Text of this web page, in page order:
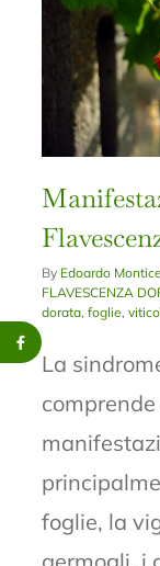
By Edoardo
FLAVESCENZA
dorata,foglie,
La
foglie, la